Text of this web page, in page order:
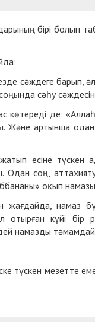
бірі болып
сәждеге барып,
сәһу сәждесін
көтереді де:
Және артынша одан
есіне
Одан соң,
оқып
жағдайда, намаз
отырған күйі
намазды
түскен мезетте